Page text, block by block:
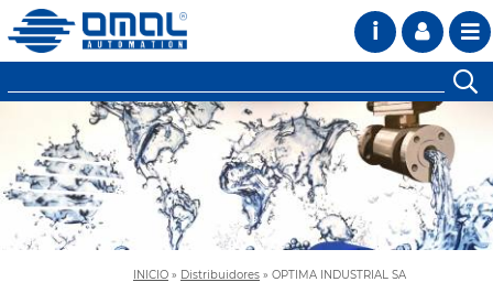
i
INICIO » Distribuidores » OPTIMA INDUSTRIAL SA